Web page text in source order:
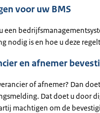
voor uw BMS
een
nodig is en hoe u deze
en afnemer
of afnemer? Dan
Dat doet u door
machtigen om de